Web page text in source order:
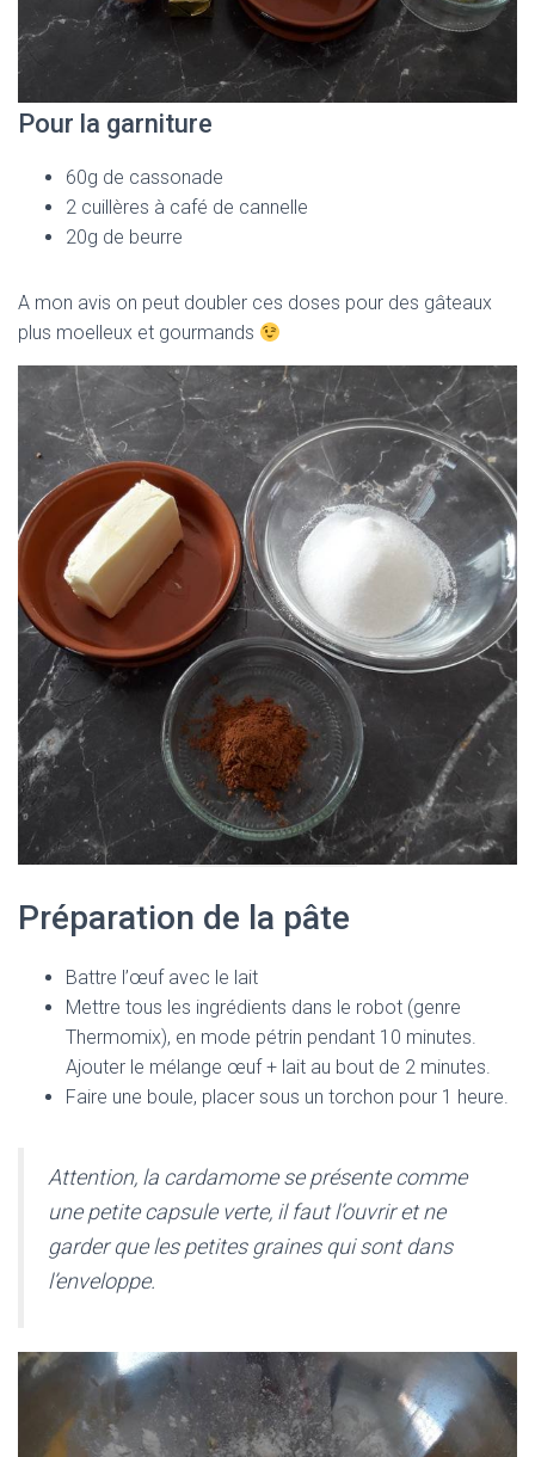
Pour la garniture
60g de cassonade
2 cuillères à café de cannelle
20g de beurre
A mon avis on peut doubler ces doses pour des gâteaux
plus moelleux et gourmands
Préparation de la pâte
Battre l’œuf avec le lait
Mettre tous les ingrédients dans le robot (genre
Thermomix), en mode pétrin pendant 10 minutes.
Ajouter le mélange œuf + lait au bout de 2 minutes.
Faire une boule, placer sous un torchon pour 1 heure.
Attention, la cardamome se présente comme
une petite capsule verte, il faut l’ouvrir et ne
garder que les petites graines qui sont dans
l’enveloppe.